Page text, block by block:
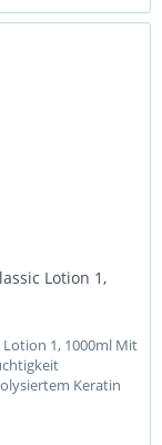
Lotion 1,
1, 1000ml Mit
Keratin